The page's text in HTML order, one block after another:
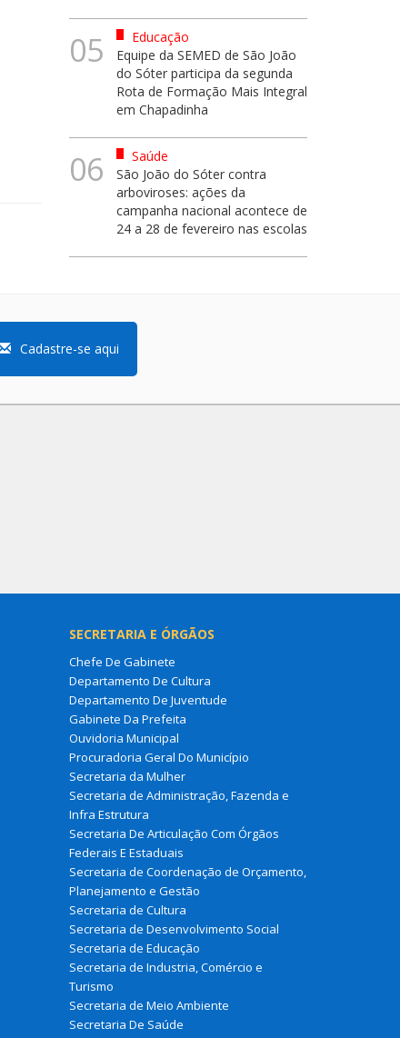
05
Educação
Equipe da SEMED de São João
do Sóter participa da segunda
Rota de Formação Mais Integral
em Chapadinha
06
Saúde
São João do Sóter contra
arboviroses: ações da
campanha nacional acontece de
24 a 28 de fevereiro nas escolas
Cadastre-se aqui
SECRETARIA E ÓRGÃOS
Chefe De Gabinete
Departamento De Cultura
Departamento De Juventude
Gabinete Da Prefeita
Ouvidoria Municipal
Procuradoria Geral Do Município
Secretaria da Mulher
Secretaria de Administração, Fazenda e
Infra Estrutura
Secretaria De Articulação Com Órgãos
Federais E Estaduais
Secretaria de Coordenação de Orçamento,
Planejamento e Gestão
Secretaria de Cultura
Secretaria de Desenvolvimento Social
Secretaria de Educação
Secretaria de Industria, Comércio e
Turismo
Secretaria de Meio Ambiente
Secretaria De Saúde